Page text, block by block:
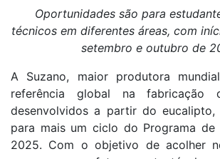
Oportunidades são para
técnicos em diferentes áreas, com
setembro e outubro de
A Suzano, maior produtora
referência global na fabricação
desenvolvidos a partir do eucalipto,
para mais um ciclo do Programa de
2025. Com o objetivo de acolher